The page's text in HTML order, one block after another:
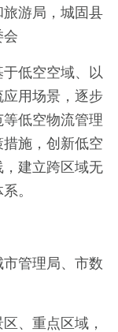
游局，城固县
会
于低空空域、以
用场景，逐步
低空物流管理
施，创新低空
建立跨区域无
。
管理局、市数
、重点区域，